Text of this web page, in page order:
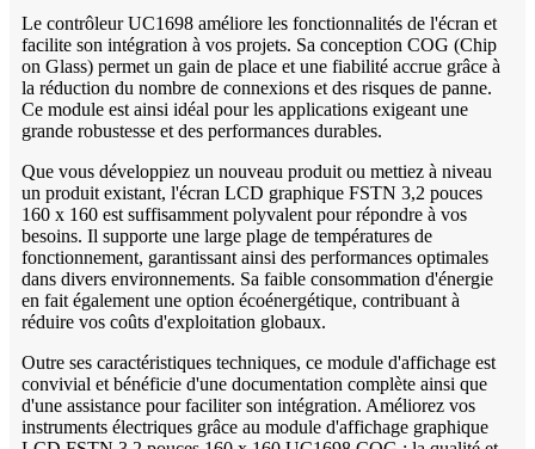
Le contrôleur UC1698 améliore les fonctionnalités de l'écran et
facilite son intégration à vos projets. Sa conception COG (Chip
on Glass) permet un gain de place et une fiabilité accrue grâce à
la réduction du nombre de connexions et des risques de panne.
Ce module est ainsi idéal pour les applications exigeant une
grande robustesse et des performances durables.
Que vous développiez un nouveau produit ou mettiez à niveau
un produit existant, l'écran LCD graphique FSTN 3,2 pouces
160 x 160 est suffisamment polyvalent pour répondre à vos
besoins. Il supporte une large plage de températures de
fonctionnement, garantissant ainsi des performances optimales
dans divers environnements. Sa faible consommation d'énergie
en fait également une option écoénergétique, contribuant à
réduire vos coûts d'exploitation globaux.
Outre ses caractéristiques techniques, ce module d'affichage est
convivial et bénéficie d'une documentation complète ainsi que
d'une assistance pour faciliter son intégration. Améliorez vos
instruments électriques grâce au module d'affichage graphique